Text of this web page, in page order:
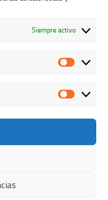
Siempre activo
© 2026. Todos los